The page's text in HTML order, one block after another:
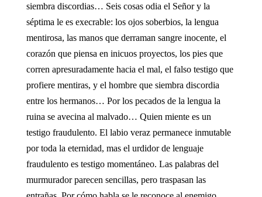
siembra discordias… Seis cosas odia el Señor y la
séptima le es execrable: los ojos soberbios, la lengua
mentirosa, las manos que derraman sangre inocente, el
corazón que piensa en inicuos proyectos, los pies que
corren apresuradamente hacia el mal, el falso testigo que
profiere mentiras, y el hombre que siembra discordia
entre los hermanos… Por los pecados de la lengua la
ruina se avecina al malvado… Quien miente es un
testigo fraudulento. El labio veraz permanece inmutable
por toda la eternidad, mas el urdidor de lenguaje
fraudulento es testigo momentáneo. Las palabras del
murmurador parecen sencillas, pero traspasan las